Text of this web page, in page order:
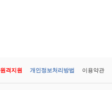
원격지원 개인정보처리방법 이용약관